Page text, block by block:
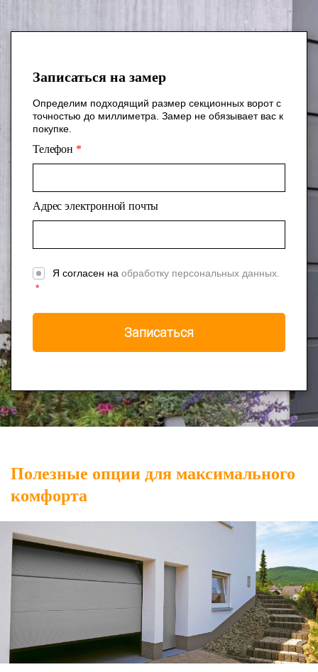
Записаться на замер
Определим подходящий размер секционных ворот с
точностью до миллиметра. Замер не обязывает вас к
покупке.
Телефон *
Адрес электронной почты
Я согласен на обработку персональных данных.
*
Полезные опции для максимального
комфорта